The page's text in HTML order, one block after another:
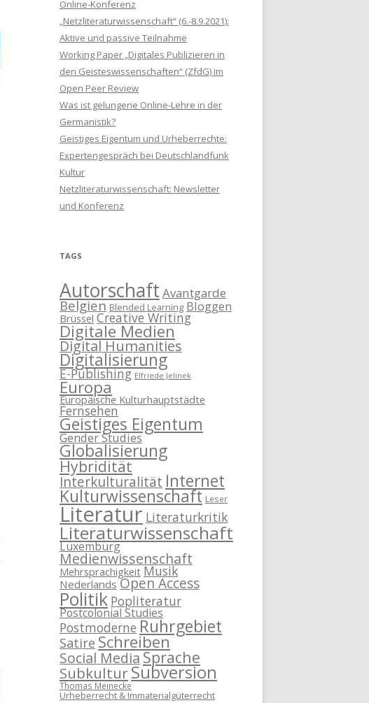
Online-Konferenz
„Netzliteraturwissenschaft“ (6.-8.9.2021):
Aktive und passive Teilnahme
Working Paper „Digitales Publizieren in
den Geisteswissenschaften“ (ZfdG) im
Open Peer Review
Was ist gelungene Online-Lehre in der
Germanistik?
Geistiges Eigentum und Urheberrechte:
Expertengespräch bei Deutschlandfunk
Kultur
Netzliteraturwissenschaft: Newsletter
und Konferenz
TAGS
Autorschaft Avantgarde
Belgien Blended Learning Bloggen
Brüssel Creative Writing
Digitale Medien
Digital Humanities
Digitalisierung
E-Publishing Elfriede Jelinek
Europa
Europäische Kulturhauptstädte
Fernsehen
Geistiges Eigentum
Gender Studies
Globalisierung
Hybridität
Interkulturalität Internet
Kulturwissenschaft Leser
Literatur Literaturkritik
Literaturwissenschaft
Luxemburg
Medienwissenschaft
Mehrsprachigkeit Musik
Nederlands Open Access
Politik Popliteratur
Postcolonial Studies
Postmoderne Ruhrgebiet
Satire Schreiben
Social MediaSprache
SubkulturSubversion
Thomas Meinecke
Urheberrecht & Immaterialgüterrecht